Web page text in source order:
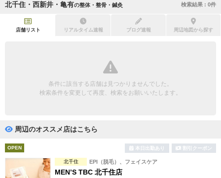
初回割引あり リピーター割引あり
団体様歓迎
ペアルームあり
フットバスあり 岩盤浴あり
専用駐車場あり 有資格者在籍
北千住・西新井・亀有の整体・整骨・鍼灸 検索結果 : 0件
店舗リスト リアルタイム速報 ブログ速報 周辺地図から探す
条件に該当する店舗は見つかりませんでした。
検索条件を変更して再度、検索をお願いいたします。
周辺のオススメ店はこちら
OPEN 本日出勤あり 割引クーポン
北千住 EPI（脱毛）、フェイスケア
MEN’S TBC 北千住店